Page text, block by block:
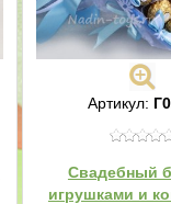
Артикул:
Свадебный
игрушками и